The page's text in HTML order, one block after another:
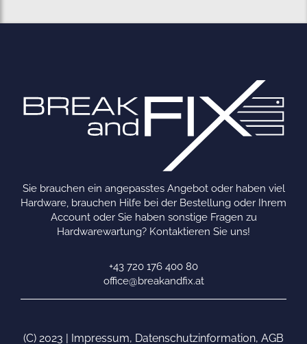
Sie brauchen ein angepasstes Angebot oder haben viel
Hardware, brauchen Hilfe bei der Bestellung oder Ihrem
Account oder Sie haben sonstige Fragen zu
Hardwarewartung? Kontaktieren Sie uns!
+43 720 176 400 80
office@breakandfix.at
(C) 2023 | Impressum, Datenschutzinformation, AGB